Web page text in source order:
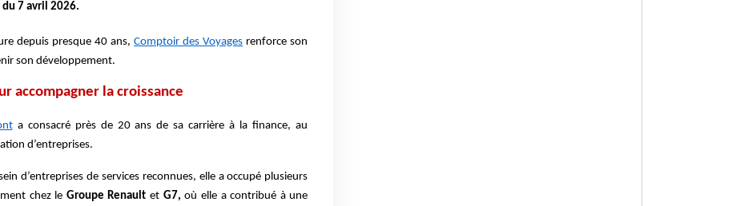
du 7 avril 2026.
depuis presque 40 ans,Comptoir des Voyages renforce son
son développement.
accompagner la croissance
a consacré près de 20 ans de sa carrière à la finance, au
d’entreprises.
d’entreprises de services reconnues, elle a occupé plusieurs
chez le Groupe Renault et G7, où elle a contribué à une